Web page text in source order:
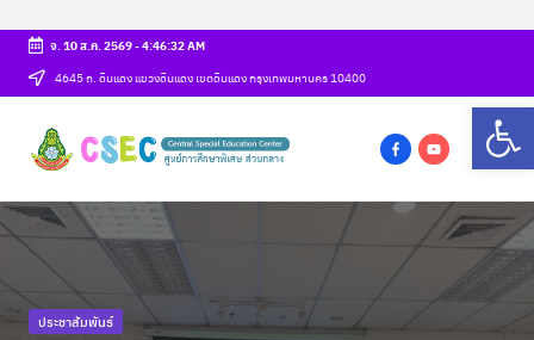
Skip
content
จ. 10 ส.ค. 2569-4:46:32 AM
4645 ถ. ดินแดง แขวงดินแดง เขตดินแดง กรุงเทพมหานคร 10400
ศู
น
ย์
ก
า
csec
a
o
u
Posted
ประชาสัมพันธ์